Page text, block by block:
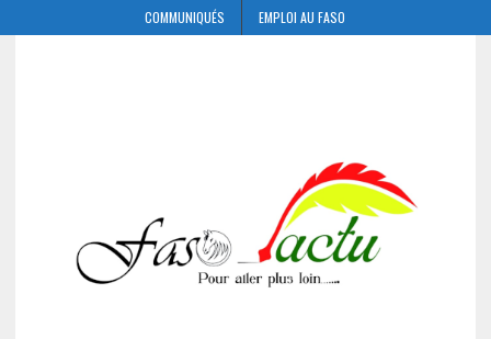
COMMUNIQUÉS EMPLOI AU FASO